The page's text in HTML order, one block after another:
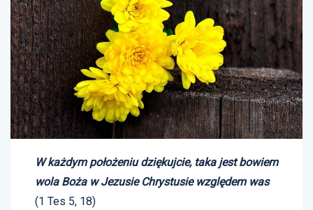
W każdym położeniu dziękujcie, taka jest bowiem
wola Boża w Jezusie Chrystusie względem was
(1 Tes 5, 18)